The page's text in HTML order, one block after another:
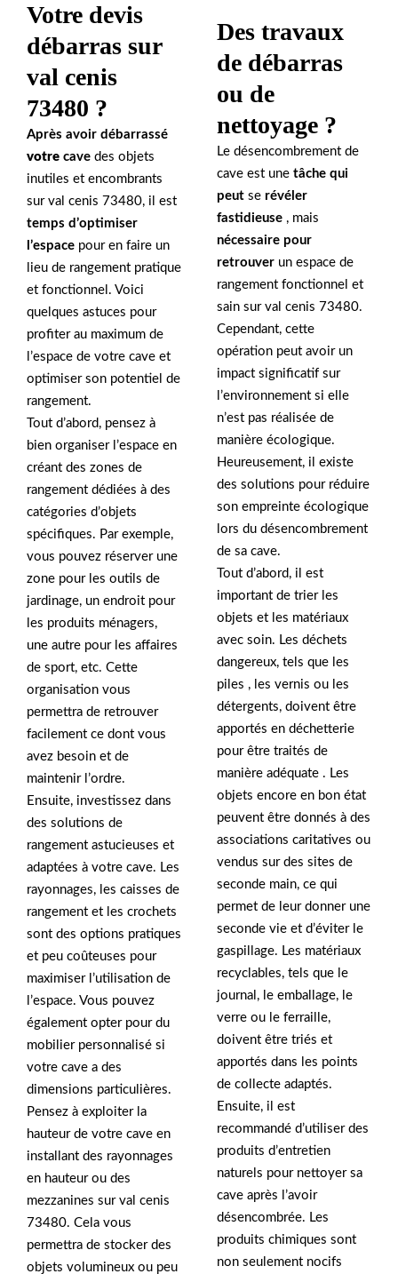
Votre devis
débarras sur
val cenis
73480 ?
Après avoir débarrassé
votre cave des objets
inutiles et encombrants
sur val cenis 73480, il est
temps d’optimiser
l’espace pour en faire un
lieu de rangement pratique
et fonctionnel. Voici
quelques astuces pour
profiter au maximum de
l’espace de votre cave et
optimiser son potentiel de
rangement.
Tout d’abord, pensez à
bien organiser l’espace en
créant des zones de
rangement dédiées à des
catégories d’objets
spécifiques. Par exemple,
vous pouvez réserver une
zone pour les outils de
jardinage, un endroit pour
les produits ménagers,
une autre pour les affaires
de sport, etc. Cette
organisation vous
permettra de retrouver
facilement ce dont vous
avez besoin et de
maintenir l’ordre.
Ensuite, investissez dans
des solutions de
rangement astucieuses et
adaptées à votre cave. Les
rayonnages, les caisses de
rangement et les crochets
sont des options pratiques
et peu coûteuses pour
maximiser l’utilisation de
l’espace. Vous pouvez
également opter pour du
mobilier personnalisé si
votre cave a des
dimensions particulières.
Pensez à exploiter la
hauteur de votre cave en
installant des rayonnages
en hauteur ou des
mezzanines sur val cenis
73480. Cela vous
permettra de stocker des
objets volumineux ou peu
Des travaux
de débarras
ou de
nettoyage ?
Le désencombrement de
cave est une tâche qui
peut se révéler
fastidieuse , mais
nécessaire pour
retrouver un espace de
rangement fonctionnel et
sain sur val cenis 73480.
Cependant, cette
opération peut avoir un
impact significatif sur
l’environnement si elle
n’est pas réalisée de
manière écologique.
Heureusement, il existe
des solutions pour réduire
son empreinte écologique
lors du désencombrement
de sa cave.
Tout d’abord, il est
important de trier les
objets et les matériaux
avec soin. Les déchets
dangereux, tels que les
piles , les vernis ou les
détergents, doivent être
apportés en déchetterie
pour être traités de
manière adéquate . Les
objets encore en bon état
peuvent être donnés à des
associations caritatives ou
vendus sur des sites de
seconde main, ce qui
permet de leur donner une
seconde vie et d’éviter le
gaspillage. Les matériaux
recyclables, tels que le
journal, le emballage, le
verre ou le ferraille,
doivent être triés et
apportés dans les points
de collecte adaptés.
Ensuite, il est
recommandé d’utiliser des
produits d’entretien
naturels pour nettoyer sa
cave après l’avoir
désencombrée. Les
produits chimiques sont
non seulement nocifs